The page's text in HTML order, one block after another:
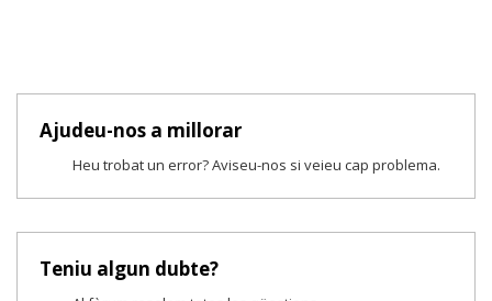
Ajudeu-nos a millorar
Heu trobat un error? Aviseu-nos si veieu cap problema.
Teniu algun dubte?